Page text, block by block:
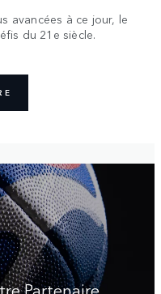
avancées à ce jour, le
du 21e siècle.
Partenaire